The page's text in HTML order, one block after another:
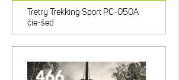
Tretry Trekking Sport PC-050A
čie-šed